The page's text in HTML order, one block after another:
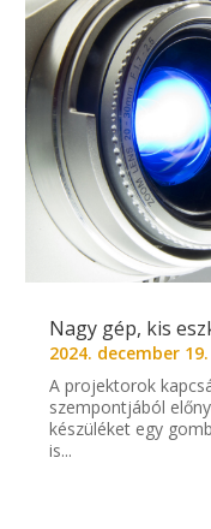
Nagy gép, kis
2024. december 19.
A projektorok
szempontjából
készüléket egy
is...